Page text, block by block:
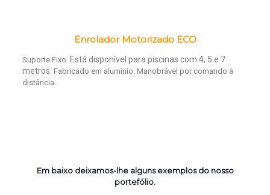
Enrolador Motorizado ECO
Suporte Fixo. Está disponível para piscinas com 4, 5 e 7
metros. Fabricado em alumínio. Manobrável por comando à
distância.
Em baixo deixamos-lhe alguns exemplos do nosso
portefólio.